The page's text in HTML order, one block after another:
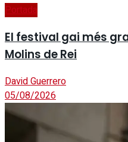
Portada
El festival gai més
Molins de Rei
David Guerrero
05/08/2026